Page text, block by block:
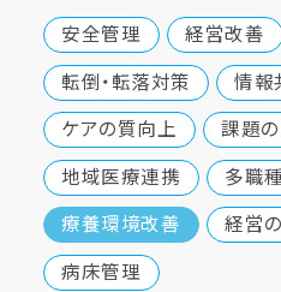
安全管理 経営改善
転倒・転落対策
情報
ケアの質向上
課題
地域医療連携
多職
療養環境改善
経営
病床管理